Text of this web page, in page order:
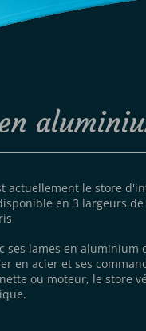
actuellement le store
en 3 largeurs
ses lames en aluminium
en acier et ses
ou moteur, le store